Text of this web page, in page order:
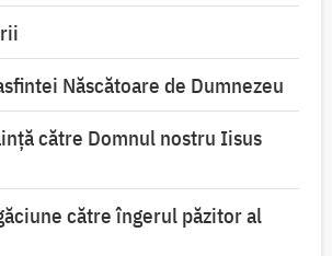
Născătoare de Dumnezeu
către Domnul nostru Iisus
către îngerul păzitor al